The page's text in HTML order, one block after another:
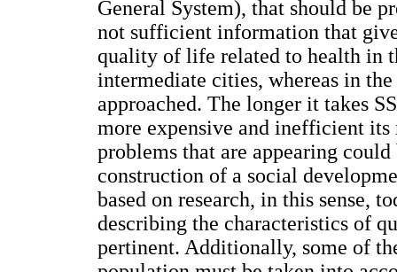
General System), that should be
not sufficient information that
quality of life related to health in
intermediate cities, whereas in
approached. The longer it takes
more expensive and inefficient its
problems that are appearing
construction of a social
based on research, in this sense,
describing the characteristics of
pertinent. Additionally, some of